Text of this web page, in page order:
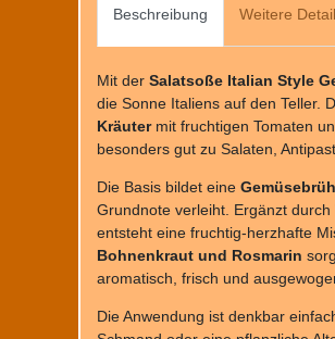
Beschreibung Weitere
Mit der Salatsoße Italian Style
die Sonne Italiens auf den Teller.
Kräutermit fruchtigen Tomaten
besonders gut zu Salaten,
Die Basis bildet eine
Grundnote verleiht. Ergänzt durch
entsteht eine fruchtig-herzhafte
Bohnenkraut und Rosmarin
aromatisch, frisch und
Die Anwendung ist denkbar